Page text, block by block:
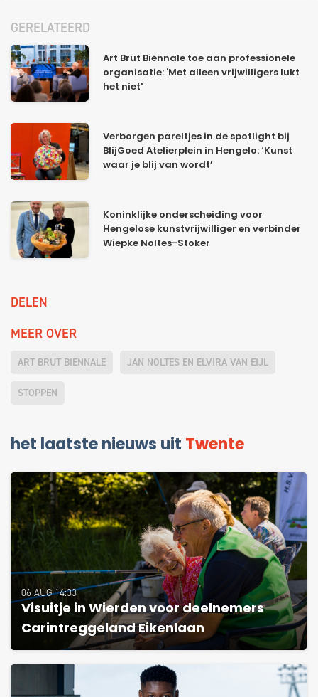
GERELATEERD
Art Brut Biënnale toe aan professionele
organisatie: 'Met alleen vrijwilligers lukt
het niet'
Verborgen pareltjes in de spotlight bij
BlijGoed Atelierplein in Hengelo: ‘Kunst
waar je blij van wordt’
Koninklijke onderscheiding voor
Hengelose kunstvrijwilliger en verbinder
Wiepke Noltes-Stoker
DELEN
MEER OVER
ART BRUT BIENNALE JAN NOLTES EN ELVIRA VAN EIJL
STOPPEN
het laatste nieuws uit Twente
06 AUG 14:33
Visuitje in Wierden voor deelnemers
Carintreggeland Eikenlaan